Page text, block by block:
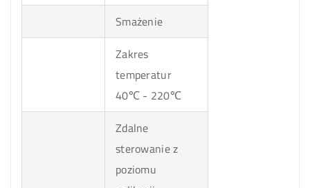
Smażenie
Zakres
temperatur
40℃ - 220℃
Zdalne
sterowanie z
poziomu